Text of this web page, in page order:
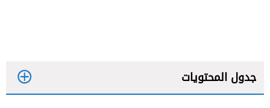
جدول المحتويات